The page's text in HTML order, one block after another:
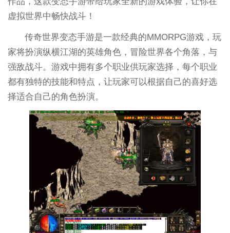
虚拟世界中畅快战斗！
传奇世界变态手游是一款经典的MMORPG游戏，玩
家将扮演纵横江湖的英雄角色，冒险世界各个角落，与
强敌战斗。游戏中拥有多个职业供玩家选择，每个职业
都有独特的技能和特点，让玩家可以根据自己的喜好选
择适合自己的角色扮演。